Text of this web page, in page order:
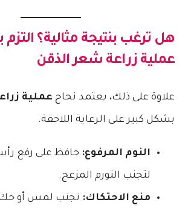
هل ترغب بنتيجة مثالية؟ التزم
عملية زراعة شعر الذقن
علاوة على ذلك، يعتمد نجاح عملية
بشكل كبير على الرعاية اللاحقة.
النوم المرفوع: حافظ على رفع
لتجنب التورم المزعج.
منع الاحتكاك: تجنب لمس أو حك